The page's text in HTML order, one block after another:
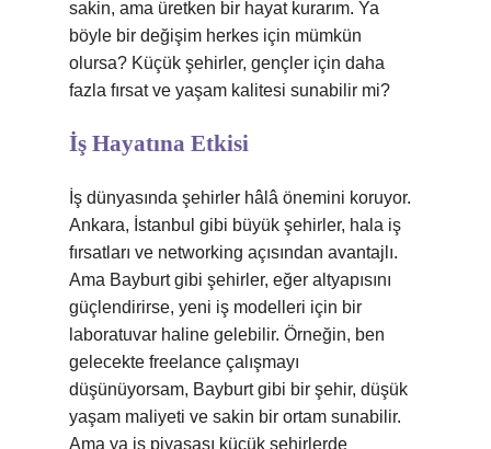
sakin, ama üretken bir hayat kurarım. Ya
böyle bir değişim herkes için mümkün
olursa? Küçük şehirler, gençler için daha
fazla fırsat ve yaşam kalitesi sunabilir mi?
İş Hayatına Etkisi
İş dünyasında şehirler hâlâ önemini koruyor.
Ankara, İstanbul gibi büyük şehirler, hala iş
fırsatları ve networking açısından avantajlı.
Ama Bayburt gibi şehirler, eğer altyapısını
güçlendirirse, yeni iş modelleri için bir
laboratuvar haline gelebilir. Örneğin, ben
gelecekte freelance çalışmayı
düşünüyorsam, Bayburt gibi bir şehir, düşük
yaşam maliyeti ve sakin bir ortam sunabilir.
Ama ya iş piyasası küçük şehirlerde